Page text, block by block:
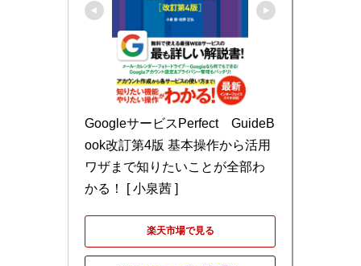
GoogleサービスPerfect　GuideB
ook改訂第4版 基本操作から活用
ワザまで知りたいことが全部わ
かる！ [ 小泉茜 ]
楽天市場で見る